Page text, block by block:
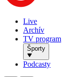
Live
Archív
TV program
Športy
Podcasty